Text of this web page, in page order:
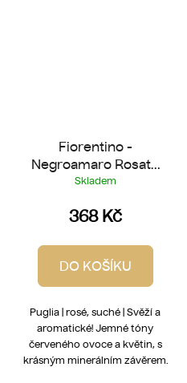
Fiorentino -
Negroamaro Rosato
2025
Skladem
368 Kč
DO KOŠÍKU
Puglia | rosé, suché | Svěží a
aromatické! Jemné tóny
červeného ovoce a květin, s
krásným minerálním závěrem.